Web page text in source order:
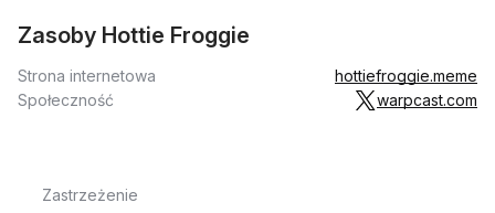
Zasoby Hottie Froggie
Strona internetowa
hottiefroggie.meme
Społeczność
warpcast.com
Zastrzeżenie